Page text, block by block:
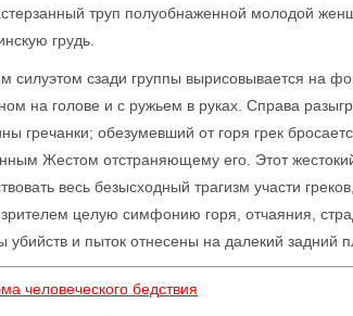
труп полуобнаженной молодой
грудь.
силуэтом сзади группы вырисовывается на
на голове и с ружьем в руках. Справа
гречанки; обезумевший от горя грек
Жестом отстраняющему его. Этот
весь безысходный трагизм участи
целую симфонию горя, отчаяния,
убийств и пыток отнесены на далекий задний
человеческого бедствия